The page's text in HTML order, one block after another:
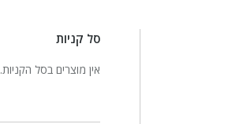
סל קניות
אין מוצרים בסל הקניות.